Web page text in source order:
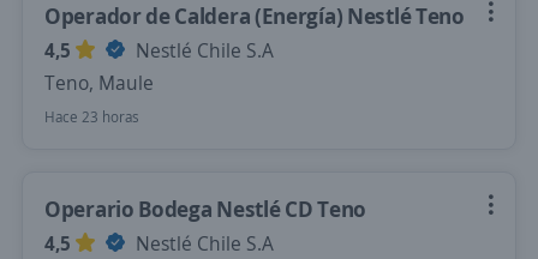
Operador de Caldera (Energía) Nestlé Teno
4,5
Nestlé Chile S.A
Teno, Maule
Hace 23 horas
Operario Bodega Nestlé CD Teno
4,5
Nestlé Chile S.A